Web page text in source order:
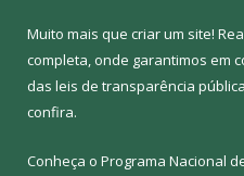
Muito mais que criar um site!
completa, onde garantimos em
das leis de transparência
confira.
Conheça o Programa Nacional